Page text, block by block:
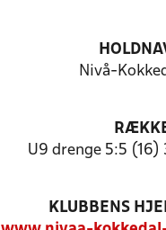
Nivå-
U9 drenge 5:5 (16)
KLUBBENS